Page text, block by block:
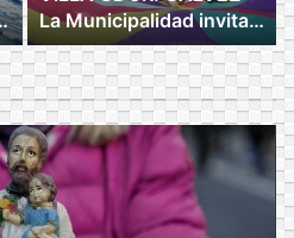
La Municipalidad invita a
celebrar el Mes de las
Infancias con
propuestas culturales y
recreativas.